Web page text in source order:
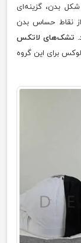
شکل بدن، گزینه‌ای
نقاط حساس بدن
تشک‌های لاتکس
برای این گروه